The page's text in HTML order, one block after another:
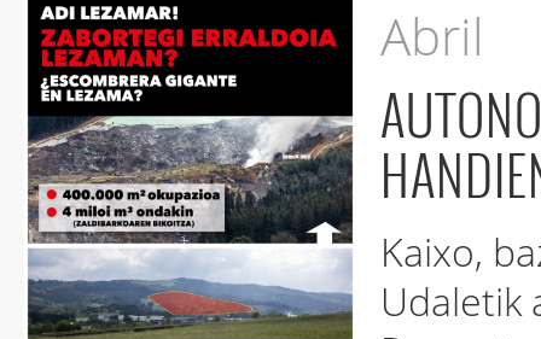
Abril
AUTONOMIA
Kaixo,
Udaletik